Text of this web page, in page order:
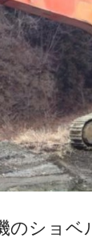
のショ